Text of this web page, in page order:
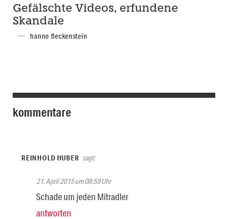
Gefälschte Videos, erfundene
Skandale
hanno fleckenstein
kommentare
REINHOLD HUBER sagt:
21. April 2015 um 08:59 Uhr
Schade um jeden Mitradler
antworten